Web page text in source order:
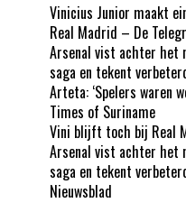
Vinicius Junior maakt
Real Madrid – De
Arsenal vist achter het
saga en tekent
Arteta: ‘Spelers waren
Times of Suriname
Vini blijft toch bij Real
Arsenal vist achter het
saga en tekent
Nieuwsblad